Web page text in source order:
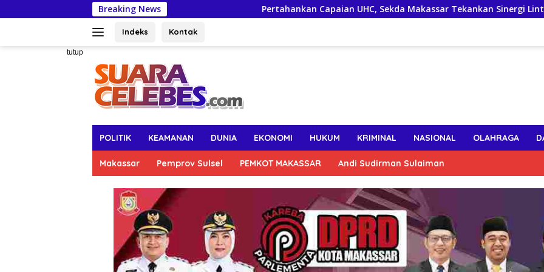
ke
Breaking News Pertahankan Capaian UHC, Sekda Makassar Tekankan Sinergi Lintas OPD Jaga
Indeks Kontak
tutup
POLITIK KEAMANAN DUNIA EKONOMI HUKUM KRIMINAL NASIONAL OLAHRAGA
Makassar Pemprov Sulsel PEMKOT MAKASSAR Andi Sudirman Sulaiman